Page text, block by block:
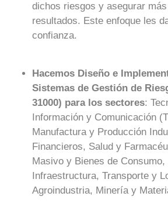
dichos riesgos y asegurar
resultados. Este enfoque les
confianza.
Hacemos Diseño e
Sistemas de Gestión de
31000) para los sectores:
Información y Comunicación
Manufactura y Producción
Financieros, Salud y
Masivo y Bienes de
Infraestructura, Transporte y
Agroindustria, Minería y